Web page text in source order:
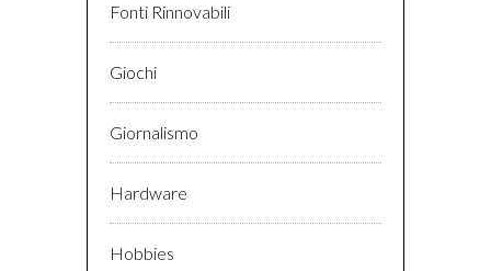
Fonti Rinnovabili
Giochi
Giornalismo
Hardware
Hobbies